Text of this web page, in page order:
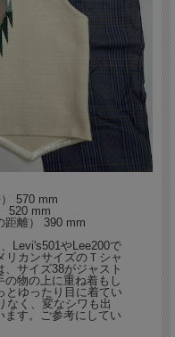
代々8代に渡って、昔ながらの製
マヨブランケットを素材としてい
更にウクライナvsロシア戦争の長
生産数が極端に少なくなっていま
さい。
作られていた3ボタン仕様です。
のボタンを使用している、とても
570 mm
520 mm
距離） 390 mm
Levi's501やLee200で
リカンサイズのＴシャ
サイズ38がジャスト
物の上に重ね着もし
とゆったり目に着てい
なく、変なシワも出
ます。ご参考にしてい